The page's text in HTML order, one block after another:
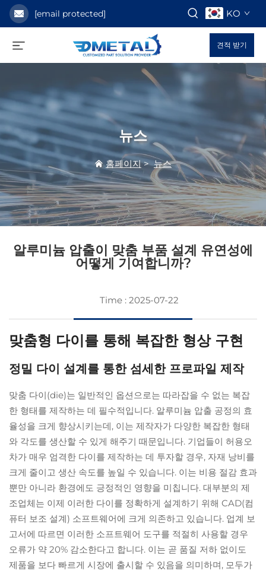
[email protected] KO
견적 받기
뉴스
홈페이지>뉴스
알루미늄 압출이 맞춤 부품 설계 유연성에
어떻게 기여합니까?
Time : 2025-07-22
맞춤형 다이를 통해 복잡한 형상 구현
정밀 다이 설계를 통한 섬세한 프로파일 제작
맞춤 다이(die)는 일반적인 옵션으로는 따라잡을 수 없는 복잡
한 형태를 제작하는 데 필수적입니다. 알루미늄 압출 공정의 효
율성을 크게 향상시키는데, 이는 제작자가 다양한 복잡한 형태
와 각도를 생산할 수 있게 해주기 때문입니다. 기업들이 허용오
차가 매우 엄격한 다이를 제작하는 데 투자할 경우, 자재 낭비를
크게 줄이고 생산 속도를 높일 수 있습니다. 이는 비용 절감 효과
뿐만 아니라 환경에도 긍정적인 영향을 미칩니다. 대부분의 제
조업체는 이제 이러한 다이를 정확하게 설계하기 위해 CAD(컴
퓨터 보조 설계) 소프트웨어에 크게 의존하고 있습니다. 업계 보
고서에 따르면 이러한 소프트웨어 도구를 적절히 사용할 경우
오류가 약 20% 감소한다고 합니다. 이는 곧 품질 저하 없이도
제품을 보다 빠르게 시장에 출시할 수 있음을 의미하며, 모두가